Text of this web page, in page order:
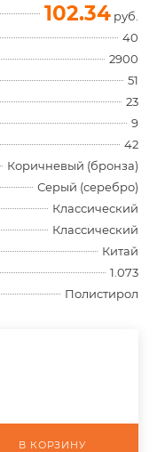
102.34 руб.
40
2900
51
23
9
42
Коричневый (бронза)
Серый (серебро)
Классический
Классический
Китай
1.073
Полистирол
В КОРЗИНУ